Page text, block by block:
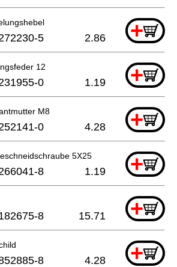
+
5 2.86
12 +
0 1.19
M8 +
0 4.28
5X25 +
8 1.19
+
8 15.71
+
8 4.28